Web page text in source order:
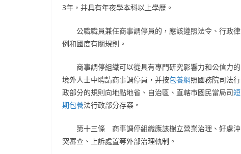
3年，并具有年夜學本科以上學歷。
公職職員兼任商事調停員的，應該遵照法令、行政律
例和國度有關規則。
商事調停組織可以從具有專門研究影響力和公信力的
境外人士中聘請商事調停員，并按包養網照國務院司法行
政部分的規則向地點地省、自治區、直轄市國民當局司短
期包養法行政部分存案。
第十三條 商事調停組織應該樹立營業治理、好處沖
突審查、上訴處置等外部治理軌制。